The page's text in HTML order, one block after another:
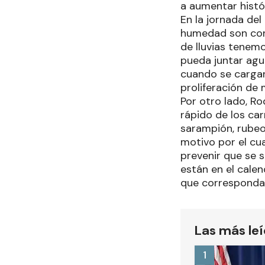
a aumentar
En la jornada
humedad son
de lluvias
pueda juntar
cuando se
proliferación de
Por otro lado,
rápido de los
sarampión,
motivo por el
prevenir que se
están en el
que
Las más
1